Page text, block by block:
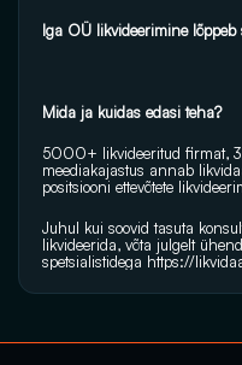
Iga OÜ likvideerimine
Mida ja kuidas edasi teha?
5000+ likvideeritud firmat,
meediakajastus annab
positsiooni ettevõtete
Juhul kui soovid tasuta
likvideerida, võta julgelt
spetsialistidega https://